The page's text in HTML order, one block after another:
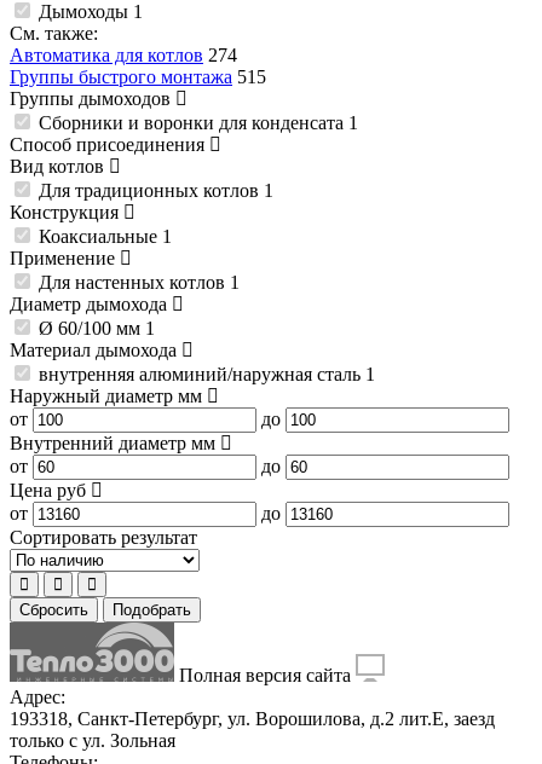
Дымоходы 1
См. также:
Автоматика для котлов 274
Группы быстрого монтажа 515
Группы дымоходов
Сборники и воронки для конденсата 1
Способ присоединения
Вид котлов
Для традиционных котлов 1
Конструкция
Коаксиальные 1
Применение
Для настенных котлов 1
Диаметр дымохода
Ø 60/100 мм 1
Материал дымохода
внутренняя алюминий/наружная сталь 1
Наружный диаметр мм
от
до
Внутренний диаметр мм
от
до
Цена руб
от
до
Сортировать результат
Сбросить Подобрать
Полная версия сайта
Адрес:
193318, Санкт-Петербург, ул. Ворошилова, д.2 лит.Е, заезд
только с ул. Зольная